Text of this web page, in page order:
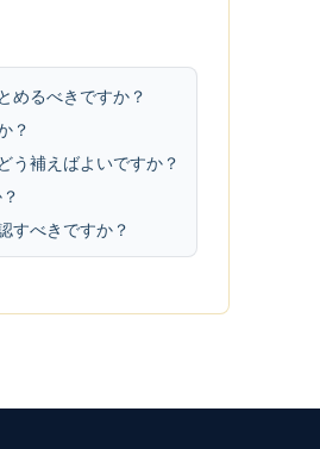
めるべきですか？
？
う補えばよいですか？
すべきですか？